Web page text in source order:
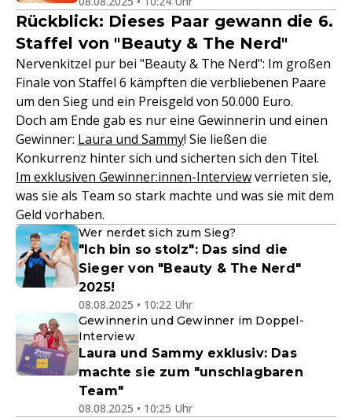
Rückblick: Dieses Paar gewann die 6.
Staffel von "Beauty & The Nerd"
Nervenkitzel pur bei "Beauty & The Nerd": Im großen
Finale von Staffel 6 kämpften die verbliebenen Paare
um den Sieg und ein Preisgeld von 50.000 Euro.
Doch am Ende gab es nur eine Gewinnerin und einen
Gewinner: Laura und Sammy! Sie ließen die
Konkurrenz hinter sich und sicherten sich den Titel.
Im exklusiven Gewinner:innen-Interviewverrieten sie,
was sie als Team so stark machte und was sie mit dem
Geld vorhaben.
Wer nerdet sich zum Sieg?
"Ich bin so stolz": Das sind die
Sieger von "Beauty & The Nerd"
2025!
08.08.2025 • 10:22 Uhr
Gewinnerin und Gewinner im Doppel-
Interview
Laura und Sammy exklusiv: Das
machte sie zum "unschlagbaren
Team"
08.08.2025 • 10:25 Uhr